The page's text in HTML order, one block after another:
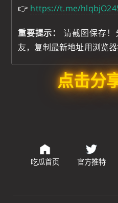
👉 https://t.me/
重要提示：
请截图保存
友，复制最新地址用浏览器
点击分
吃瓜首页 官方推特